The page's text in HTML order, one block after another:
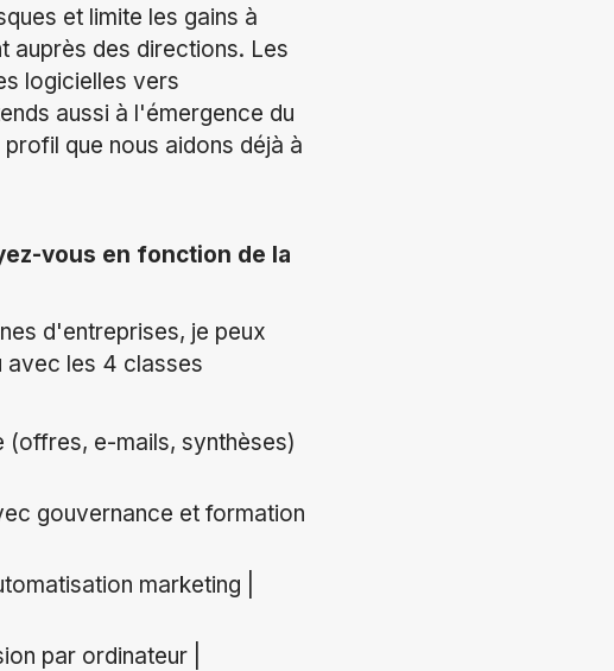
et limite les gains à
auprès des directions. Les
logicielles vers
aussi à l'émergence du
que nous aidons déjà à
vous en fonction de la
d'entreprises, je peux
avec les 4 classes
e-mails, synthèses)
gouvernance et formation
marketing |
par ordinateur |